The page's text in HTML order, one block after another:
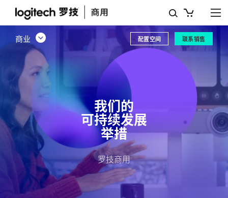
我
们
的
可
持
续
发
展
计
划
商业 联系销售
配置空间
我们的
可持续发展
举措
罗技商用